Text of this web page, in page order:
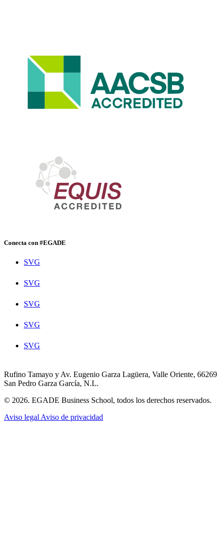
Conecta con #EGADE
SVG
SVG
SVG
SVG
SVG
Rufino Tamayo y Av. Eugenio Garza Lagüera, Valle Oriente, 66269
San Pedro Garza García, N.L.
© 2026. EGADE Business School, todos los derechos reservados.
Aviso legal Aviso de privacidad